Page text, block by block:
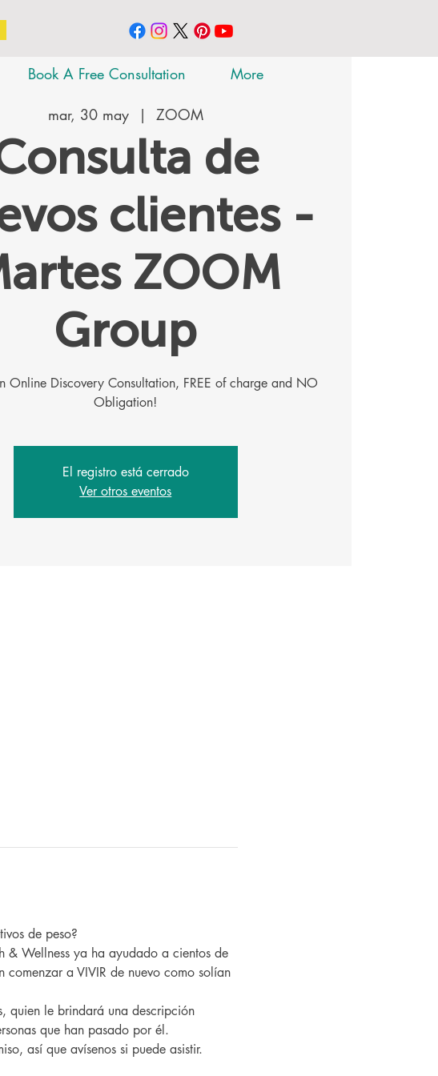
Book A Free Consultation More
mar, 30 may
  |
ZOOM
de
clientes -
ZOOM
Group
Online Discovery Consultation, FREE of charge and NO
Obligation!
El registro está cerrado
Ver otros eventos
de peso?
a VIVIR de nuevo como solían
que han pasado por él.
así que avísenos si puede asistir.